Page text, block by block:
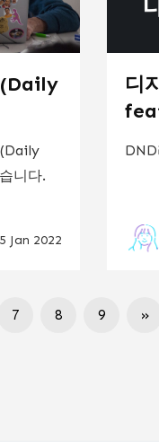
니다.
Jan 2022
디
7 8 9 »